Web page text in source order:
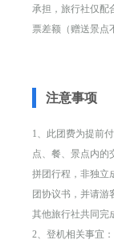
承担，旅行社仅配
票差额（赠送景点
注意事项
1、此团费为提前
点、餐、景点内的
拼团行程，非独立
团协议书，并请游
其他旅行社共同完
2、登机相关事宜